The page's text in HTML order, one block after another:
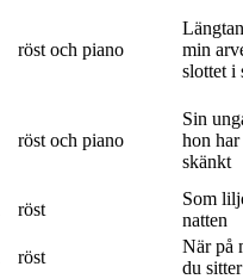
röst och piano
min
slottet i
röst och piano
Sin
hon
skänkt
röst
Som
natten
röst
När på
du sitter